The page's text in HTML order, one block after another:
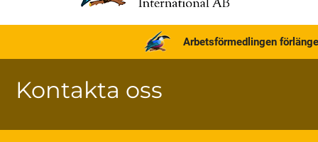
Arbetsförmedlingen
Kontakta oss